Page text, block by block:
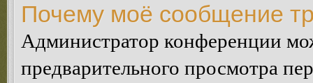
Почему моё сообщение
Администратор конференции
предварительного просмотра